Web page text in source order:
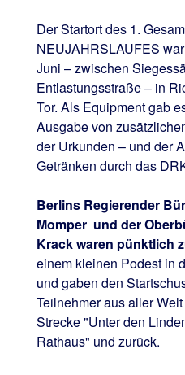
Der Startort des 1.
NEUJAHRSLAUFES
Juni – zwischen
Entlastungsstraße – in
Tor. Als Equipment gab
Ausgabe von
der Urkunden – und der
Getränken durch das
Berlins Regierender
Momper und der
Krack waren pünktlich
einem kleinen Podest in
und gaben den
Teilnehmer aus aller
Strecke "Unter den
Rathaus" und zurück.